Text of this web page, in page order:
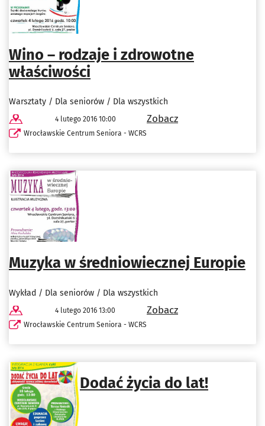
Wino – rodzaje i zdrowotne
właściwości
Warsztaty / Dla seniorów / Dla wszystkich
4 lutego 2016 10:00
Wrocławskie Centrum Seniora - WCRS
Zobacz
Muzyka w średniowiecznej Europie
Wykład / Dla seniorów / Dla wszystkich
4 lutego 2016 13:00
Wrocławskie Centrum Seniora - WCRS
Zobacz
Dodać życia do lat!